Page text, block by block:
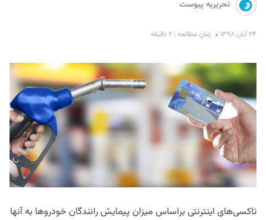
تحریریه پیوست
۲۴ آبان ۱۳۹۸ زمان مطالعه : ۲ دقیقه
تاکسی‌های اینترنتی براساس میزان پیمایش رانندگان خودروها به آنها